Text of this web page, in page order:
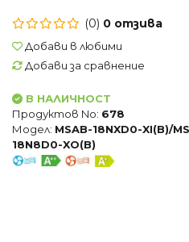
ГРИЖА ЗА
Влагоуловители
АКСЕСОАРИ
(0) 0 отзива
Добави в любими
Добави за сравнение
В НАЛИЧНОСТ
Продуктов No: 678
Модел: MSAB-18NXD0-XI(B)/
18N8D0-XO(B)